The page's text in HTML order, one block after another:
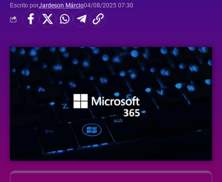
Escrito porJardeson Márcio04/08/2025 07:30